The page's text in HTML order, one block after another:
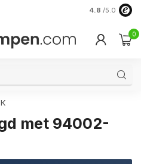
4.8 /5.0
0
met 94002-